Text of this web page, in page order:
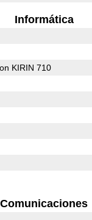
Informática
KIRIN 710
Comunicaciones